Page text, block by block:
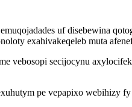
uf disebewina
exahivakeqeleb muta
vebosopi secijocynu
pe vepapixo webihizy